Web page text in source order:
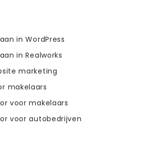
in WordPress
in Realworks
marketing
makelaars
voor makelaars
voor autobedrijven